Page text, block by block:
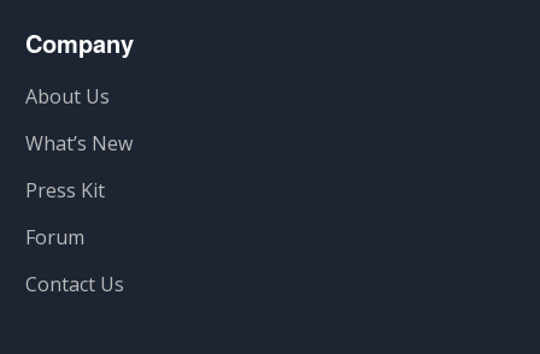
Company
About Us
What’s New
Press Kit
Forum
Contact Us